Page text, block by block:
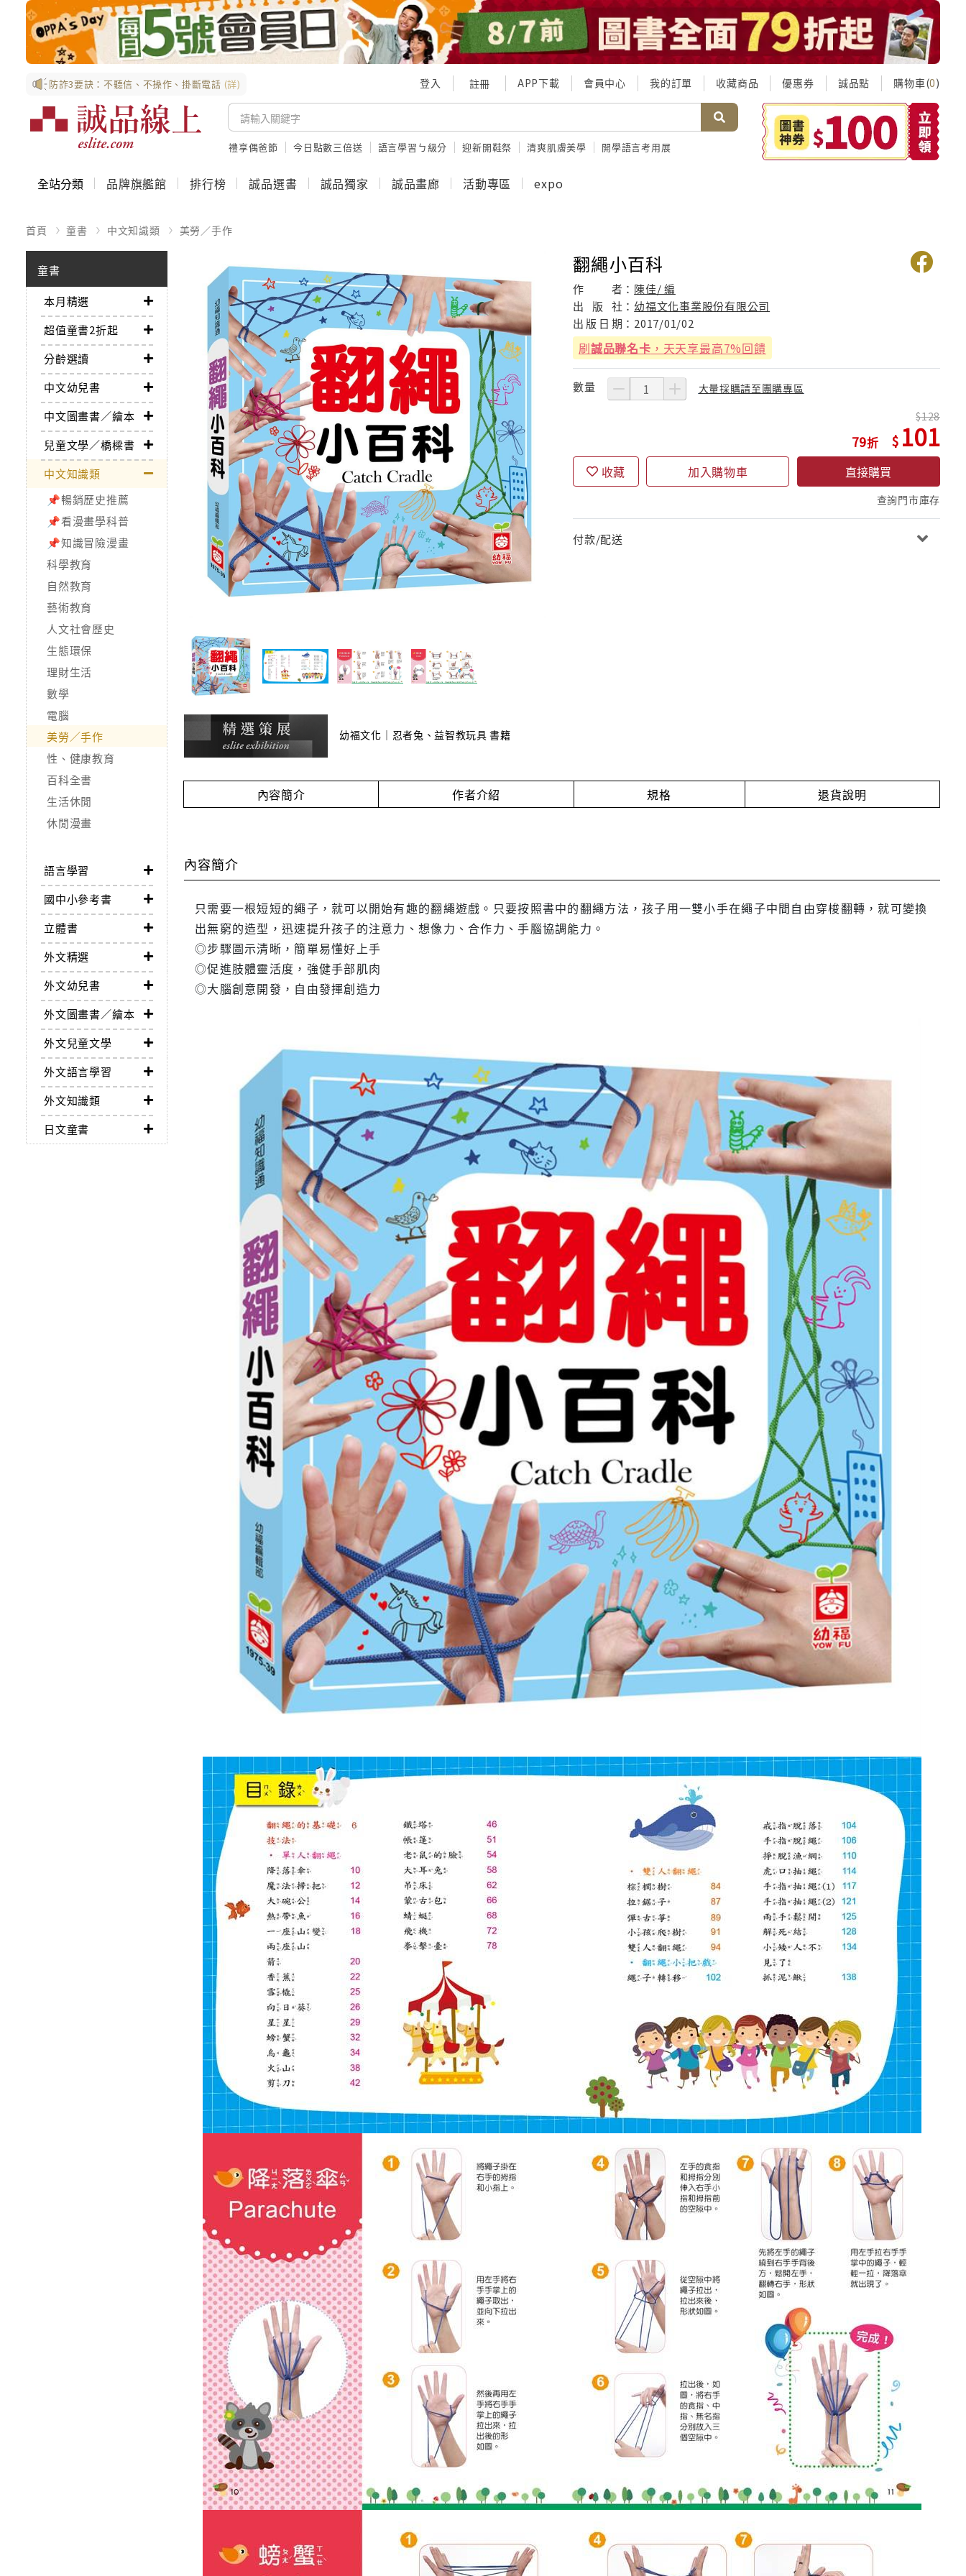
防詐3要訣：不聽信、不操作、掛斷電話 (詳) 登入 註冊 APP下載 會員中心 我的訂單 收藏商品 優惠券 誠品點 購物車(0)
禮享偶爸節 今日點數三倍送 語言學習ㄅ級分 迎新開鞋祭 清爽肌膚美學 開學語言考用展
全站分類 品牌旗艦館 排行榜 誠品選書 誠品獨家 誠品畫廊 活動專區 expo
首頁 童書 中文知識類 美勞／手作
童書
本月精選
超值童書2折起
分齡選讀
中文幼兒書
中文圖畫書／繪本
兒童文學／橋樑書
中文知識類
📌暢銷歷史推薦
📌看漫畫學科普
📌知識冒險漫畫
科學教育
自然教育
藝術教育
人文社會歷史
生態環保
理財生活
數學
電腦
美勞／手作
性、健康教育
百科全書
生活休閒
休閒漫畫
語言學習
國中小參考書
立體書
外文精選
外文幼兒書
外文圖畫書／繪本
外文兒童文學
外文語言學習
外文知識類
日文童書
幼福文化｜忍者兔、益智教玩具 書籍
翻繩小百科
作 者： 陳佳/ 編
出
版 社： 幼福文化事業股份有限公司
出 版 日 期： 2017/01/02
刷誠品聯名卡 ，天天享最高7%回饋
數量 大量採購請至團購專區
79
128
101
收藏 加入購物車 直接購買
查詢門市庫存
付款/配送
內容簡介 作者介紹 規格 退貨說明
內容簡介
只需要一根短短的繩子，就可以開始有趣的翻繩遊戲。只要按照書中的翻繩方法，孩子用一雙小手在繩子中間自由穿梭翻轉，就可變換
出無窮的造型，迅速提升孩子的注意力、想像力、合作力、手腦協調能力。
◎步驟圖示清晰，簡單易懂好上手
◎促進肢體靈活度，強健手部肌肉
◎大腦創意開發，自由發揮創造力